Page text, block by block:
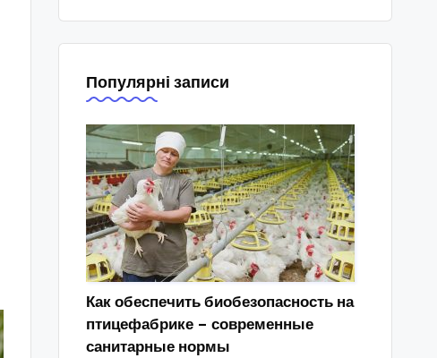
Популярні записи
Как обеспечить биобезопасность на
птицефабрике – современные
санитарные нормы